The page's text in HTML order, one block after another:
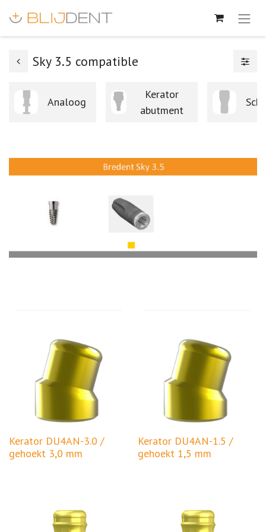
Sky 3.5 compatible
Analoog
Kerator
abutment
Kerator DU4AN-3.0 /
gehoekt 3,0 mm
Kerator DU4AN-1.5 /
gehoekt 1,5 mm